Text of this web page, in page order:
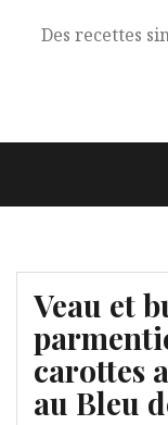
Des recettes
Veau et
carottes
au Bleu